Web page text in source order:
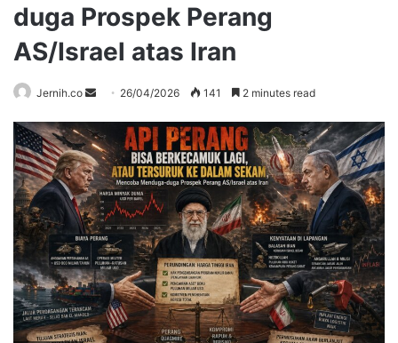
duga Prospek Perang
AS/Israel atas Iran
Jernih.co
Send
email
26/04/2026 141 2 minutes read